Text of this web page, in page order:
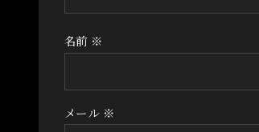
名前 ※
メール ※